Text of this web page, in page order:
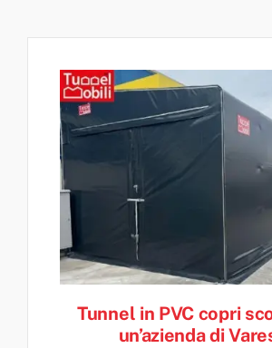
Tunnel in PVC copri
un’azienda di